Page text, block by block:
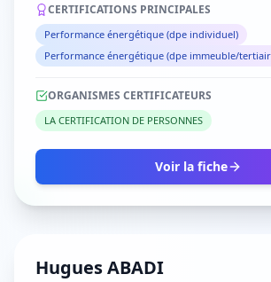
CERTIFICATIONS PRINCIPALES
Performance énergétique (dpe individuel)
Performance énergétique (dpe immeuble/
ORGANISMES CERTIFICATEURS
LA CERTIFICATION DE PERSONNES
Voir la fiche
Hugues ABADI